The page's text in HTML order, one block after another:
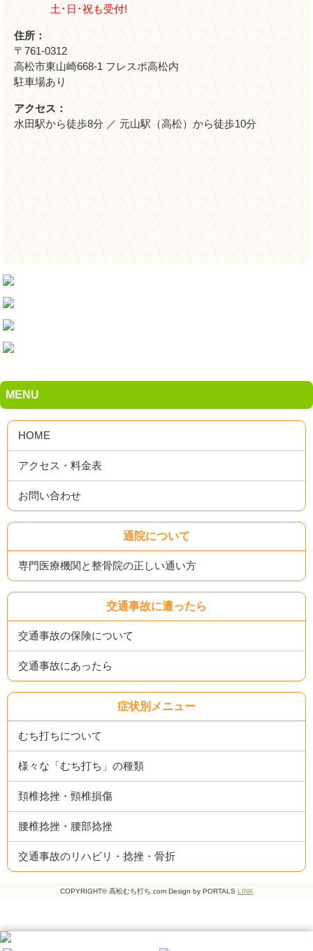
土･日･祝も受付!
住所：
〒761-0312
高松市東山崎668-1 フレスポ高松内
駐車場あり
アクセス：
水田駅から徒歩8分 ／ 元山駅（高松）から徒歩10分
MENU
HOME
アクセス・料金表
お問い合わせ
通院について
専門医療機関と整骨院の正しい通い方
交通事故に遭ったら
交通事故の保険について
交通事故にあったら
症状別メニュー
むち打ちについて
様々な「むち打ち」の種類
頚椎捻挫・頸椎損傷
腰椎捻挫・腰部捻挫
交通事故のリハビリ・捻挫・骨折
COPYRIGHT© 高松むち打ち.com Design by PORTALS LINK